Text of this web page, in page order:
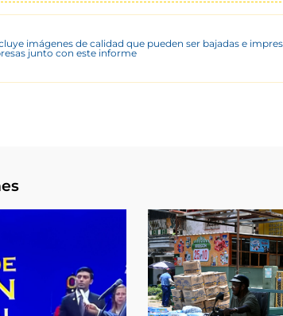
imágenes de calidad que pueden ser bajadas e
junto con este informe